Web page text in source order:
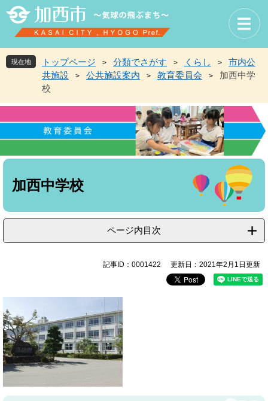
先
頭
。
を
飛
て
現在地 トップページ > 分類でさがす > くらし >
市内公
共施設
> 公共施設案内 > 教育委員会 >
加西中学
校
本
加西中学校
ページ内目次
記事ID：0001422 更新日：2021年2月1日更新